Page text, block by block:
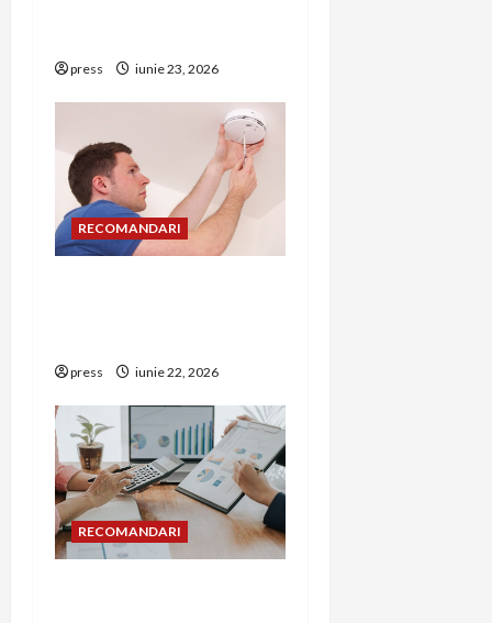
o
n
press iunie 23, 2026
RECOMANDARI
press iunie 22, 2026
RECOMANDARI